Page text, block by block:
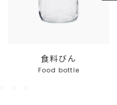
食料びん
Food bottle